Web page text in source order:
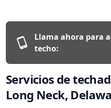
Llama ahora para
techo:
Servicios de
Long Neck,